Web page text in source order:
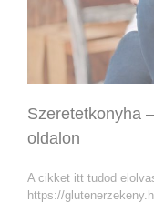
Szeretetkonyha
oldalon
A cikket itt tudod
https://